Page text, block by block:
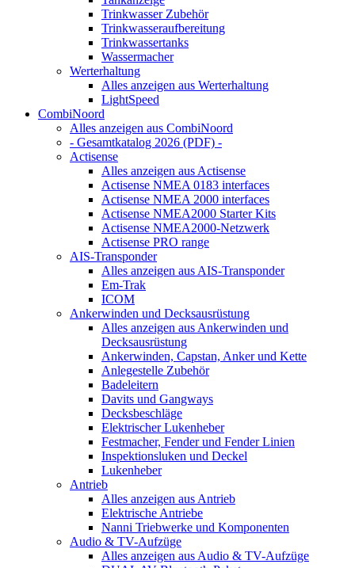
Trinkwasser Zubehör
Trinkwasseraufbereitung
Trinkwassertanks
Wassermacher
Werterhaltung
Alles anzeigen aus Werterhaltung
LightSpeed
CombiNoord
Alles anzeigen aus CombiNoord
- Gesamtkatalog 2026 (PDF) -
Actisense
Alles anzeigen aus Actisense
Actisense NMEA 0183 interfaces
Actisense NMEA 2000 interfaces
Actisense NMEA2000 Starter Kits
Actisense NMEA2000-Netzwerk
Actisense PRO range
AIS-Transponder
Alles anzeigen aus AIS-Transponder
Em-Trak
ICOM
Ankerwinden und Decksausrüstung
Alles anzeigen aus Ankerwinden und
Decksausrüstung
Ankerwinden, Capstan, Anker und Kette
Anlegestelle Zubehör
Badeleitern
Davits und Gangways
Decksbeschläge
Elektrischer Lukenheber
Festmacher, Fender und Fender Linien
Inspektionsluken und Deckel
Lukenheber
Antrieb
Alles anzeigen aus Antrieb
Elektrische Antriebe
Nanni Triebwerke und Komponenten
Audio & TV-Aufzüge
Alles anzeigen aus Audio & TV-Aufzüge